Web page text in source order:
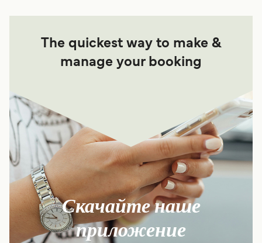
The quickest way to make &
manage your booking
Скачайте наше
приложение